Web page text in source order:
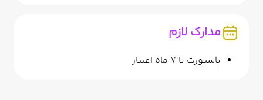
مدارک لازم
پاسپورت با 7 ماه اعتبار